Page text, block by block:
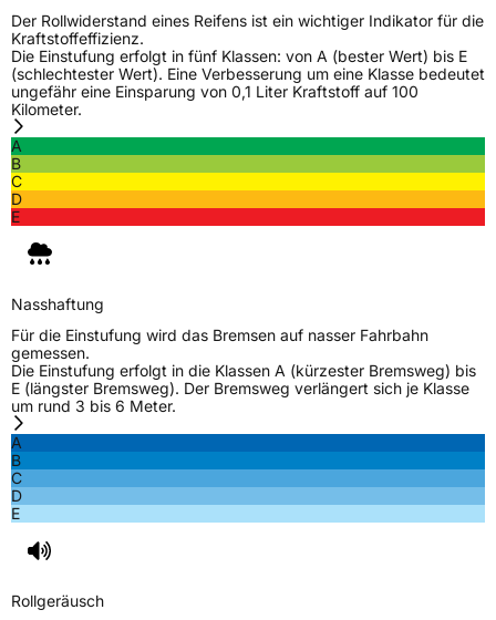
Der Rollwiderstand eines Reifens ist ein wichtiger Indikator für die
Kraftstoffeffizienz.
Die Einstufung erfolgt in fünf Klassen: von A (bester Wert) bis E
(schlechtester Wert). Eine Verbesserung um eine Klasse bedeutet
ungefähr eine Einsparung von 0,1 Liter Kraftstoff auf 100
Kilometer.
A
B
C
D
E
Nasshaftung
Für die Einstufung wird das Bremsen auf nasser Fahrbahn
gemessen.
Die Einstufung erfolgt in die Klassen A (kürzester Bremsweg) bis
E (längster Bremsweg). Der Bremsweg verlängert sich je Klasse
um rund 3 bis 6 Meter.
A
B
C
D
E
Rollgeräusch